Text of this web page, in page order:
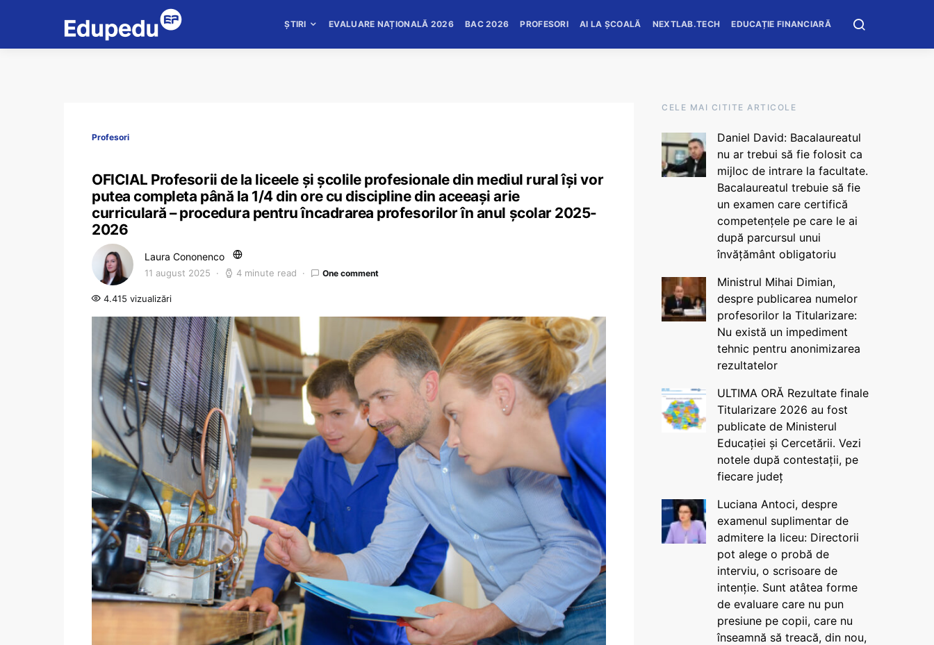
ȘTIRI EVALUARE NAȚIONALĂ 2026 BAC 2026 PROFESORI AI LA ȘCOALĂ NEXTLAB.TECH EDUCAȚIE FINANCIARĂ
Profesori
OFICIAL Profesorii de la liceele și școlile profesionale din mediul rural își vor
putea completa până la 1/4 din ore cu discipline din aceeași arie
curriculară – procedura pentru încadrarea profesorilor în anul școlar 2025-
2026
Laura Cononenco
11 august 2025 4 minute read One comment
4.415 vizualizări
CELE MAI CITITE ARTICOLE
Daniel David: Bacalaureatul
nu ar trebui să fie folosit ca
mijloc de intrare la facultate.
Bacalaureatul trebuie să fie
un examen care certifică
competențele pe care le ai
după parcursul unui
învățământ obligatoriu
Ministrul Mihai Dimian,
despre publicarea numelor
profesorilor la Titularizare:
Nu există un impediment
tehnic pentru anonimizarea
rezultatelor
ULTIMA ORĂ Rezultate finale
Titularizare 2026 au fost
publicate de Ministerul
Educației și Cercetării. Vezi
notele după contestații, pe
fiecare județ
Luciana Antoci, despre
examenul suplimentar de
admitere la liceu: Directorii
pot alege o probă de
interviu, o scrisoare de
intenție. Sunt atâtea forme
de evaluare care nu pun
presiune pe copii, care nu
înseamnă să treacă, din nou,